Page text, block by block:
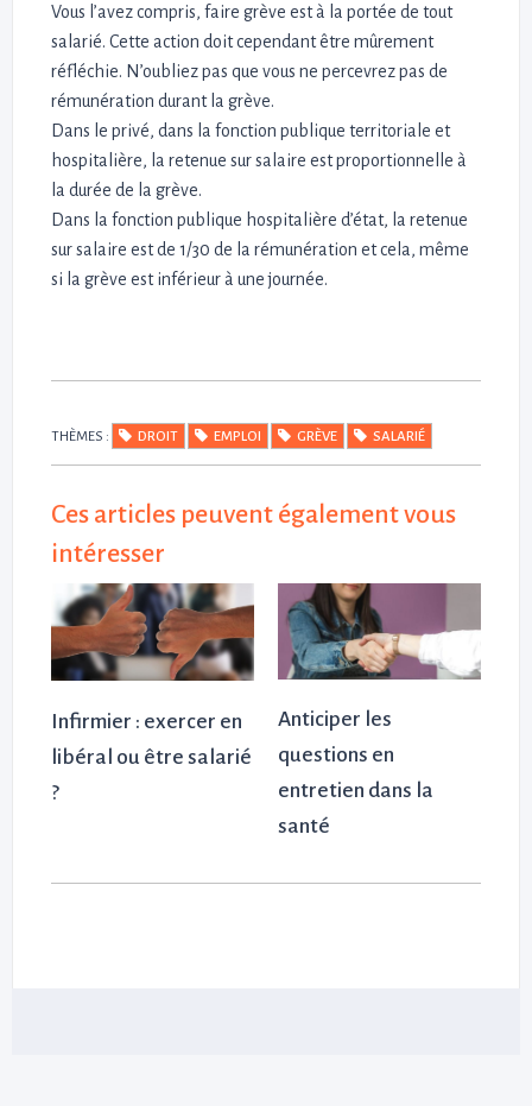
Vous l’avez compris, faire grève est à la portée de tout
salarié. Cette action doit cependant être mûrement
réfléchie. N’oubliez pas que vous ne percevrez pas de
rémunération durant la grève.
Dans le privé, dans la fonction publique territoriale et
hospitalière, la retenue sur salaire est proportionnelle à
la durée de la grève.
Dans la fonction publique hospitalière d’état, la retenue
sur salaire est de 1/30 de la rémunération et cela, même
si la grève est inférieur à une journée.
THÈMES : DROIT EMPLOI GRÈVE SALARIÉ
Ces articles peuvent également vous
intéresser
Infirmier : exercer en
libéral ou être salarié
?
Anticiper les
questions en
entretien dans la
santé